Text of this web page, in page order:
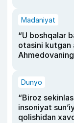
Madaniyat
“U boshqalar
otasini kutgan
Dunyo
“Biroz
insoniyat
qolishidan